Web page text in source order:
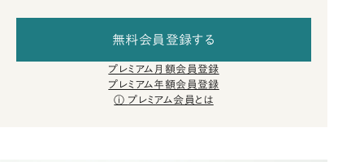
無料会員登録する
プレミアム月額会員登録
プレミアム年額会員登録
プレミアム会員とは